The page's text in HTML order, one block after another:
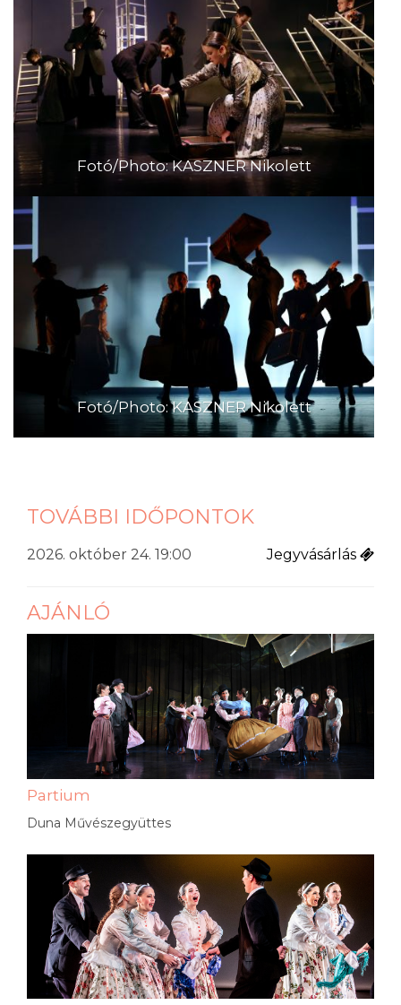
Fotó/Photo: KASZNER Nikolett
Fotó/Photo: KASZNER Nikolett
TOVÁBBI IDŐPONTOK
2026. október 24. 19:00 Jegyvásárlás
AJÁNLÓ
Partium
Duna Művészegyüttes